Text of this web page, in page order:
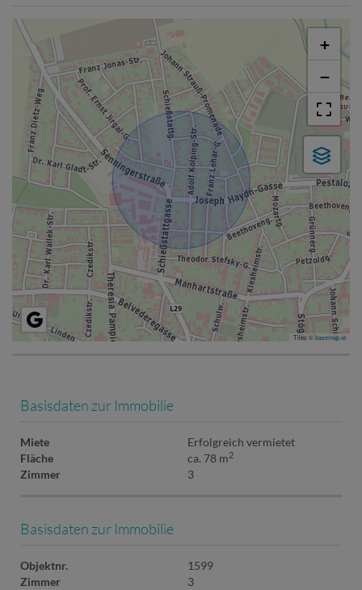
+
−
Tiles ©basemap.at
Basisdaten zur Immobilie
Miete
Erfolgreich vermietet
Fläche
ca. 78 m2
Zimmer 3
Basisdaten zur Immobilie
Objektnr.
1599
Zimmer
3